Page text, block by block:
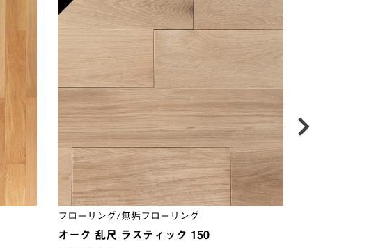
フローリング/無垢フローリング
オーク 乱尺 ラスティック 150